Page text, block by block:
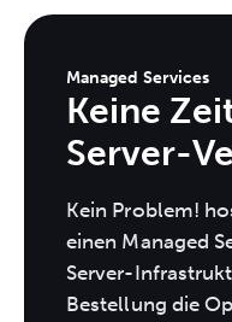
Managed Services
Keine
Server-
Kein Problem!
einen Managed
Server-
Bestellung die